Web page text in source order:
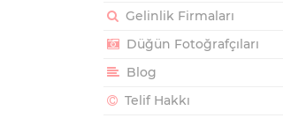
Gelinlik Firmaları
Düğün Fotoğrafçıları
Blog
Telif Hakkı